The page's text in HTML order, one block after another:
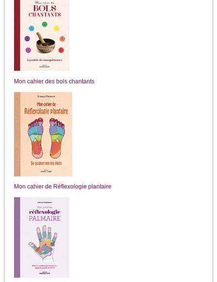
Mon cahier des bols chantants
Mon cahier de Réflexologie plantaire